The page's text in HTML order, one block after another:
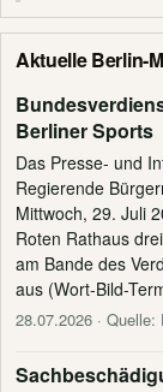
Aktuelle Berlin-
Berliner Sports
Das Presse- und
Regierende
Mittwoch, 29. Juli
Roten Rathaus
am Bande des
aus (Wort-Bild-
28.07.2026 ·